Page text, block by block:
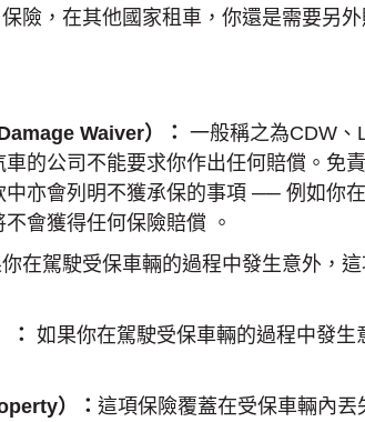
險，在其他國家租車，你還是需要另
Waiver）： 一般稱之為CDW、
的公司不能要求你作出任何賠償。免
亦會列明不獲承保的事項 ── 例如你
會獲得任何保險賠償 。
在駕駛受保車輛的過程中發生意外，
： 如果你在駕駛受保車輛的過程中發
）： 這項保險覆蓋在受保車輛內